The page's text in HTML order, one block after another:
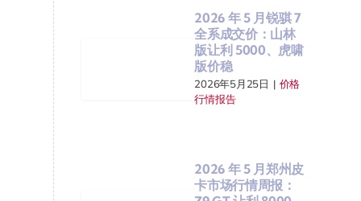
2026 年 5 月锐骐 7
全系成交价：山林
版让利 5000、虎啸
版价稳
2026年5月25日 | 价格
行情报告
2026 年 5 月郑州皮
卡市场行情周报：